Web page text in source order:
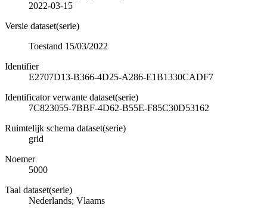
2022-03-15
Versie dataset(serie)
Toestand 15/03/2022
Identifier
E2707D13-B366-4D25-A286-E1B1330CADF7
Identificator verwante dataset(serie)
7C823055-7BBF-4D62-B55E-F85C30D53162
Ruimtelijk schema dataset(serie)
grid
Noemer
5000
Taal dataset(serie)
Nederlands; Vlaams